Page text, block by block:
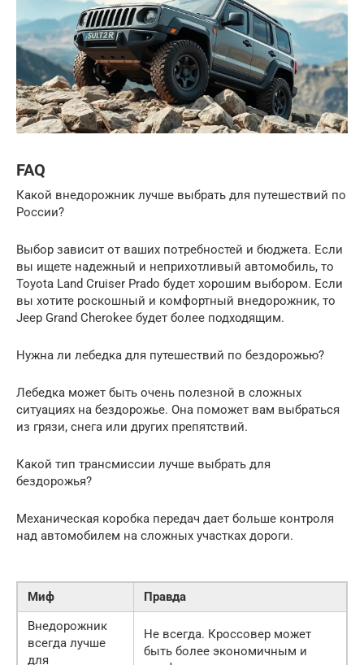
FAQ
Какой внедорожник лучше выбрать для путешествий по
России?
Выбор зависит от ваших потребностей и бюджета. Если
вы ищете надежный и неприхотливый автомобиль, то
Toyota Land Cruiser Prado будет хорошим выбором. Если
вы хотите роскошный и комфортный внедорожник, то
Jeep Grand Cherokee будет более подходящим.
Нужна ли лебедка для путешествий по бездорожью?
Лебедка может быть очень полезной в сложных
ситуациях на бездорожье. Она поможет вам выбраться
из грязи, снега или других препятствий.
Какой тип трансмиссии лучше выбрать для
бездорожья?
Механическая коробка передач дает больше контроля
над автомобилем на сложных участках дороги.
Миф
Правда
Внедорожник
всегда лучше
для
Не всегда. Кроссовер может
быть более экономичным и